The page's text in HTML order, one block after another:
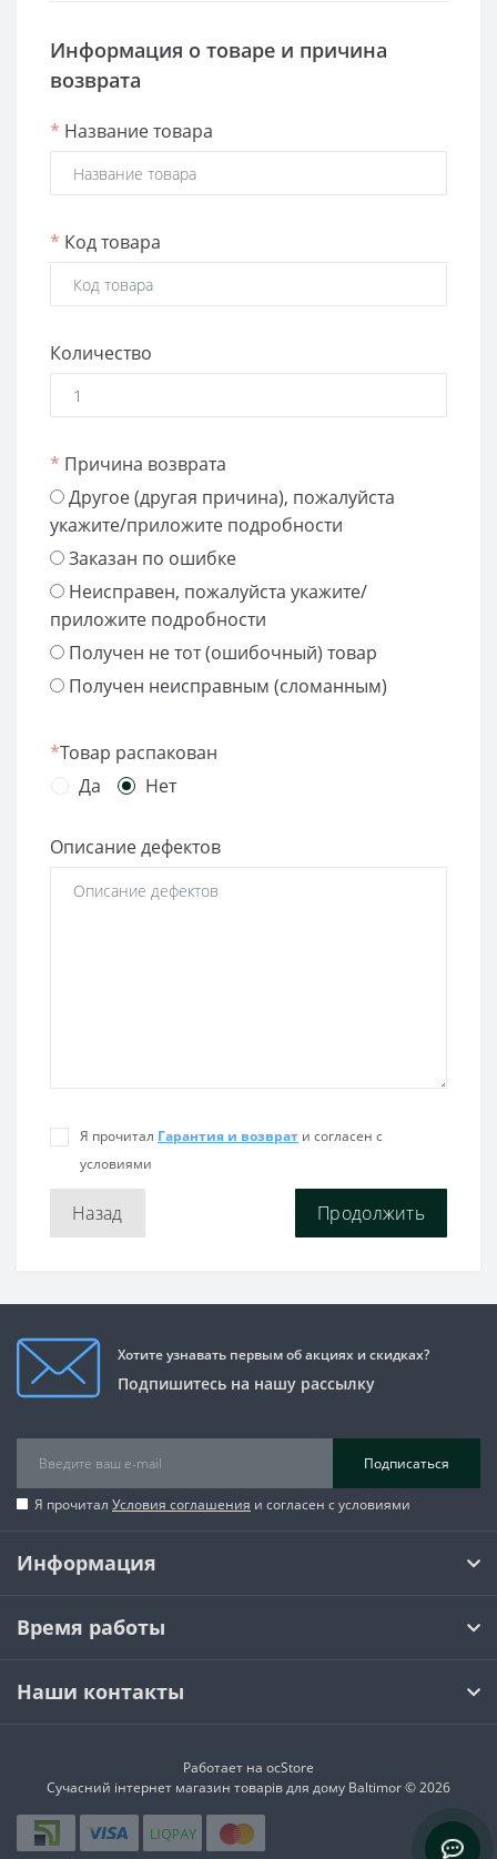
Информация о товаре и причина
возврата
* Название товара
* Код товара
Количество
* Причина возврата
укажите/приложите подробности
Заказан по ошибке
приложите подробности
Получен не тот (ошибочный) товар
Получен неисправным (сломанным)
*Товар распакован
Да
Нет
Описание дефектов
Я прочитал Гарантия и возврат и согласен с
условиями
Назад
Хотите узнавать первым об акциях и скидках?
Подпишитесь на нашу рассылку
Подписаться
Я прочитал Условия соглашения и согласен с условиями
Информация
Время работы
Наши контакты
Работает на ocStore
Сучасний інтернет магазин товарів для дому Baltimor © 2026